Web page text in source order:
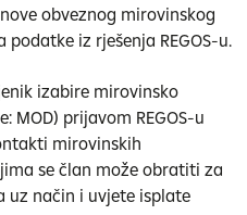
obveznog mirovinskog
iz rješenja REGOS-u.
izabire mirovinsko
MOD) prijavom REGOS-u
mirovinskih
se član može obratiti za
uz način i uvjete isplate